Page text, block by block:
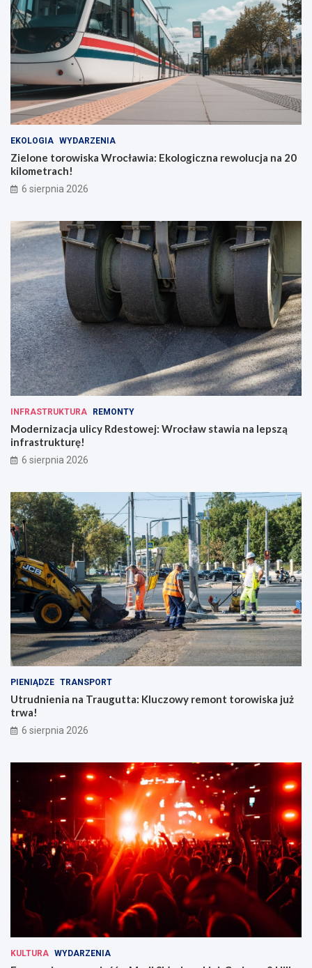
EKOLOGIA WYDARZENIA
Zielone torowiska Wrocławia: Ekologiczna rewolucja na 20
kilometrach!
6 sierpnia 2026
INFRASTRUKTURA REMONTY
Modernizacja ulicy Rdestowej: Wrocław stawia na lepszą
infrastrukturę!
6 sierpnia 2026
PIENIĄDZE TRANSPORT
Utrudnienia na Traugutta: Kluczowy remont torowiska już
trwa!
6 sierpnia 2026
KULTURA WYDARZENIA